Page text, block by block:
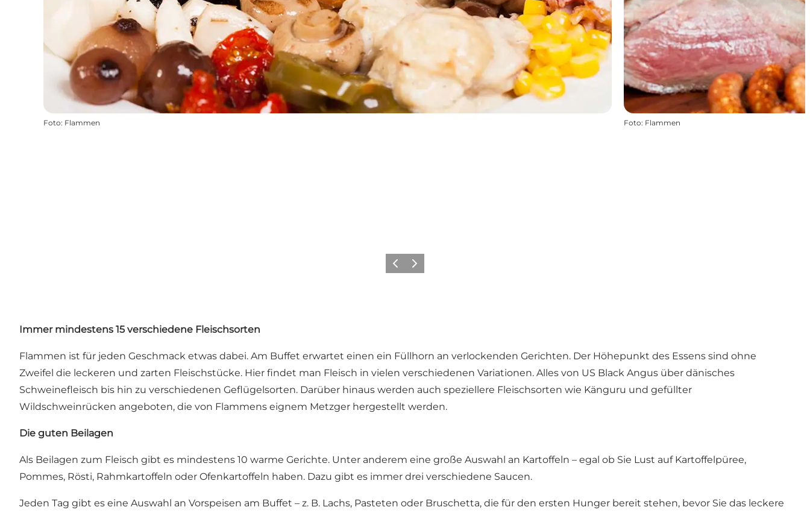
Foto: Flammen Foto: Flammen
ZurückWeiter
Immer mindestens 15 verschiedene Fleischsorten
Flammen ist für jeden Geschmack etwas dabei. Am Buffet erwartet einen ein Füllhorn an verlockenden Gerichten. Der Höhepunkt des Essens sind ohne
Zweifel die leckeren und zarten Fleischstücke. Hier findet man Fleisch in vielen verschiedenen Variationen. Alles von US Black Angus über dänisches
Schweinefleisch bis hin zu verschiedenen Geflügelsorten. Darüber hinaus werden auch speziellere Fleischsorten wie Känguru und gefüllter
Wildschweinrücken angeboten, die von Flammens eignem Metzger hergestellt werden.
Die guten Beilagen
Als Beilagen zum Fleisch gibt es mindestens 10 warme Gerichte. Unter anderem eine große Auswahl an Kartoffeln – egal ob Sie Lust auf Kartoffelpüree,
Pommes, Rösti, Rahmkartoffeln oder Ofenkartoffeln haben. Dazu gibt es immer drei verschiedene Saucen.
Jeden Tag gibt es eine Auswahl an Vorspeisen am Buffet – z. B. Lachs, Pasteten oder Bruschetta, die für den ersten Hunger bereit stehen, bevor Sie das leckere